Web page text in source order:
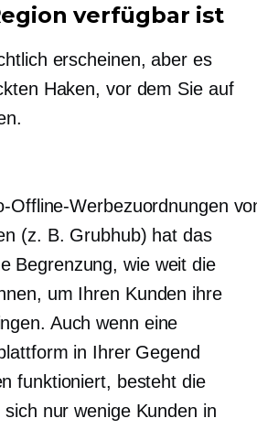
verfügbar ist
erscheinen, aber es
Haken, vor dem Sie auf
Offline-Werbezuordnungen
(z. B. Grubhub) hat das
Begrenzung, wie weit die
um Ihren Kunden ihre
Auch wenn eine
in Ihrer Gegend
funktioniert, besteht die
nur wenige Kunden in